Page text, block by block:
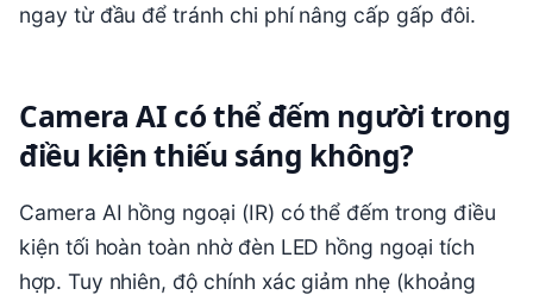
ngay từ đầu để tránh chi phí nâng cấp gấp đôi.
Camera AI có thể đếm người trong
điều kiện thiếu sáng không?
Camera AI hồng ngoại (IR) có thể đếm trong điều
kiện tối hoàn toàn nhờ đèn LED hồng ngoại tích
hợp. Tuy nhiên, độ chính xác giảm nhẹ (khoảng